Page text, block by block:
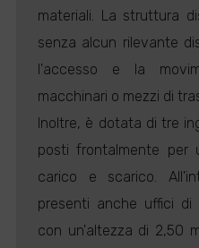
materiali. La struttura
senza alcun rilevante
l'accesso e la
macchinari o mezzi di
Inoltre, è dotata di tre
posti frontalmente per
carico e scarico.
presenti anche uffici di
con un'altezza di 2,50